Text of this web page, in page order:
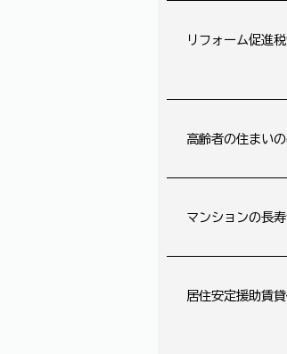
リフォーム促進
高齢者の住まい
マンションの長
居住安定援助賃